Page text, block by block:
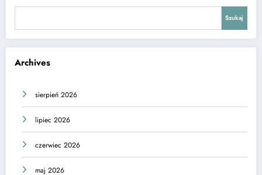
Szukaj
Archives
sierpień 2026
lipiec 2026
czerwiec 2026
maj 2026